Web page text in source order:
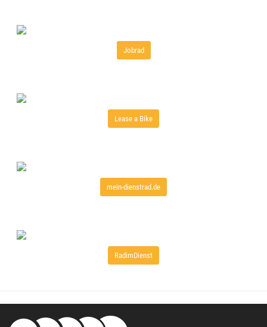
Jobrad
Lease a Bike
mein-dienstrad.de
RadimDienst